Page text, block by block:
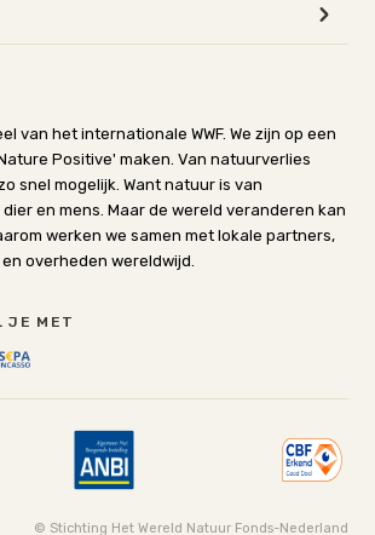
van het internationale WWF. We zijn op een
Positive' maken. Van natuurverlies
snel mogelijk. Want natuur is van
en mens. Maar de wereld veranderen kan
werken we samen met lokale partners,
overheden wereldwijd.
JE MET
© Stichting Het Wereld Natuur Fonds-Nederland